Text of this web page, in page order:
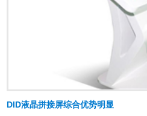
DID液晶拼接屏综合优势明显